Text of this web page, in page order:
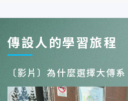
傳設人的學習旅程
〔影片〕為什麼選擇大傳系